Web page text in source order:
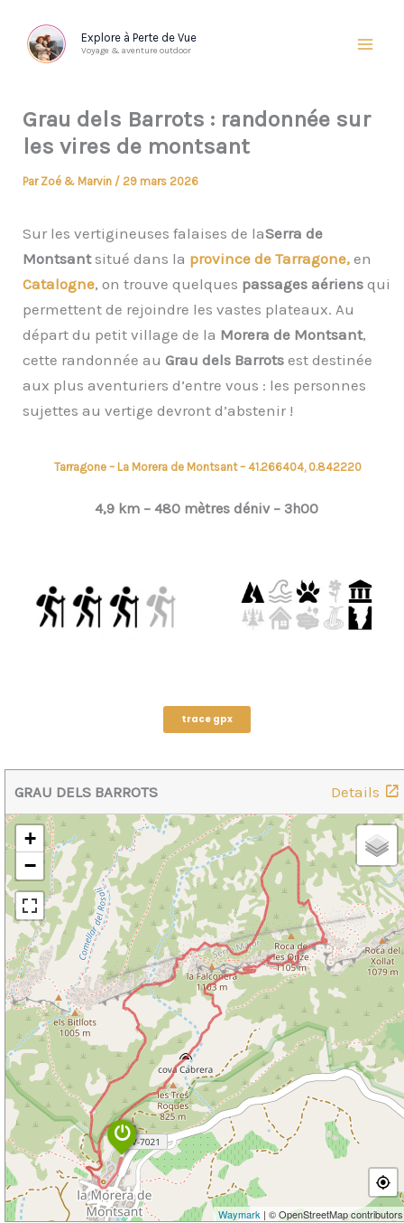
contenu
Explore à Perte de Vue
Voyage & aventure outdoor
Grau dels Barrots : randonnée sur
les vires de montsant
Par Zoé & Marvin / 29 mars 2026
Sur les vertigineuses falaises de laSerra de
Montsantsitué dans la province de Tarragone, en
Catalogne, on trouve quelques passages aériens qui
permettent de rejoindre les vastes plateaux. Au
départ du petit village de la Morera de Montsant,
cette randonnée au Grau dels Barrots est destinée
aux plus aventuriers d’entre vous : les personnes
sujettes au vertige devront d’abstenir !
Tarragone – La Morera de Montsant – 41.266404, 0.842220
4,9 km – 480 mètres déniv – 3h00
trace gpx
Details
GRAU DELS BARROTS
+
−
Waymark | © OpenStreetMap contributors